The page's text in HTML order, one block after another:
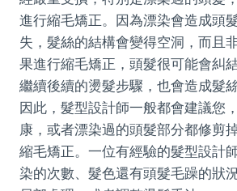
進行縮毛矯正。因為漂染會造成頭
失，髮絲的結構會變得空洞，而且
果進行縮毛矯正，頭髮很可能會糾
繼續後續的燙髮步驟，也會造成髮
因此，髮型設計師一般都會建議您
康，或者漂染過的頭髮部分都修剪
縮毛矯正。一位有經驗的髮型設計
染的次數、髮色還有頭髮毛躁的狀